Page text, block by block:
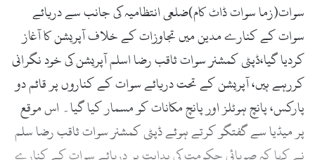
سوات(زما سوات ڈاٹ کام)ضلعی انتظامیہ کی جانب سے دریائے
سوات کے کنارے مدین میں تجاوزات کے خلاف آپریشن کا آغاز
کردیا گیا،ڈپٹی کمشنر سوات ثاقب رضا اسلم آپریشن کی خود نگرانی
کررہے ہیں، آپریشن کے تحت دریائے سوات کے کناروں پر قائم دو
پارکس، پانچ ہوٹلز اور پانچ مکانات کو مسمار کیا گیا۔ اس موقع
پر میڈیا سے گفتگو کرتے ہوئے ڈپٹی کمشنر سوات ثاقب رضا سلم